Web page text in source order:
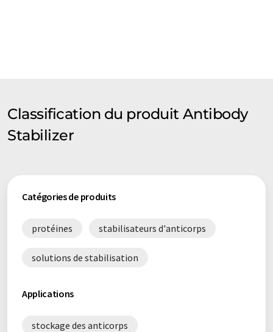
Classification du produit Antibody
Stabilizer
Catégories de produits
protéines stabilisateurs d'anticorps
solutions de stabilisation
Applications
stockage des anticorps